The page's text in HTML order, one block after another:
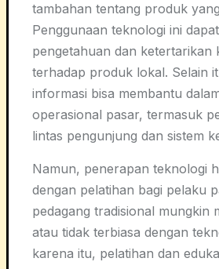
tambahan tentang produk
Penggunaan teknologi ini
pengetahuan dan ketertarikan
terhadap produk lokal. Selain
informasi bisa membantu
operasional pasar, termasuk
lintas pengunjung dan sistem
Namun, penerapan teknologi
dengan pelatihan bagi pelaku
pedagang tradisional mungkin
atau tidak terbiasa dengan
karena itu, pelatihan dan